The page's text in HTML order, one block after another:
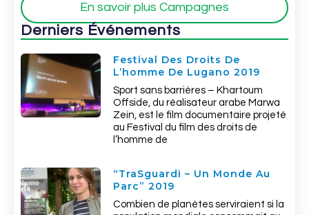
En savoir plus Campagnes
Derniers Événements
Festival Des Droits De
L’homme De Lugano 2019
Sport sans barrières – Khartoum
Offside, du réalisateur arabe Marwa
Zein, est le film documentaire projeté
au Festival du film des droits de
l’homme de
“TraSguardi – Un Monde Au
Parc” 2019
Combien de planètes serviraient si la